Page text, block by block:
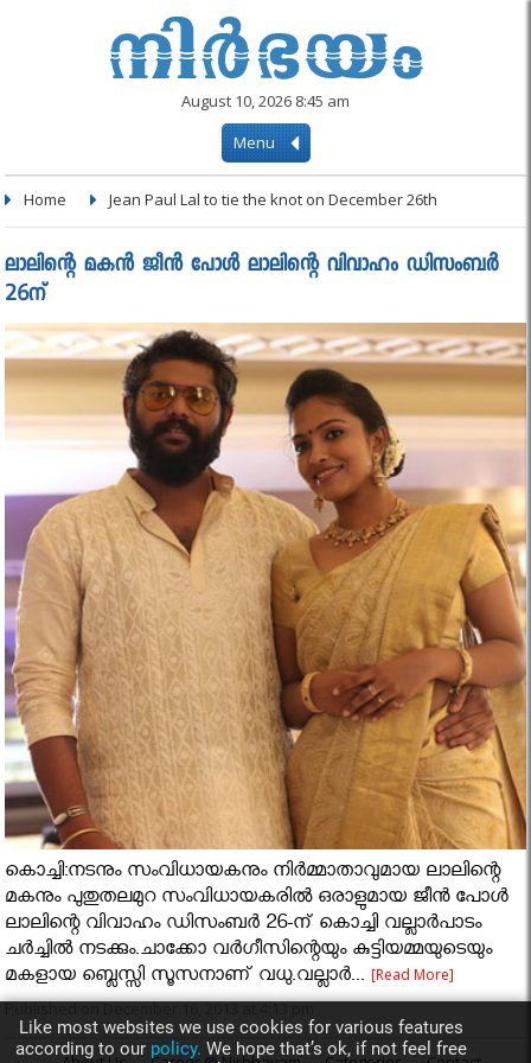
August 10, 2026 8:45 am
Menu
Home Jean Paul Lal to tie the knot on December 26th
ലാലിന്റെ മകൻ ജീന്‍ പോള്‍ ലാലിന്റെ വിവാഹം ഡിസംബര്‍
26ന്‌
കൊച്ചി:നടനും സംവിധായകനും നിര്‍മ്മാതാവുമായ ലാലിന്റെ
മകനും പുതുതലമുറ സംവിധായകരിൽ ഒരാളുമായ ജീന്‍ പോള്‍
ലാലിന്റെ വിവാഹം ഡിസംബര്‍ 26-ന് കൊച്ചി വല്ലാര്‍പാടം
ചര്‍ച്ചില്‍ നടക്കും.ചാക്കോ വര്‍ഗീസിന്റെയും കുട്ടിയമ്മയുടെയും
മകളായ ബ്ലെസ്സി സൂസനാണ് വധു.വല്ലാര്‍...[Read More]
Published on December 16, 2013 at 4:13 pm
Like most websites we use cookies for various features
according to our policy. We hope that’s ok, if not feel free